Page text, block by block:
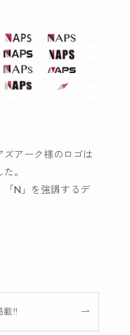
アーク様のロゴは
。
「N」を強調するデ
載‼︎